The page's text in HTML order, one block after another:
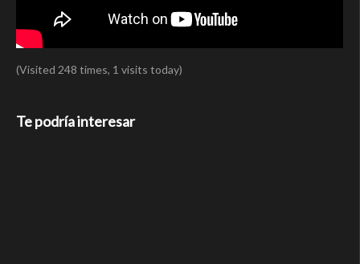
(Visited 248 times, 1 visits today)
Te podría interesar